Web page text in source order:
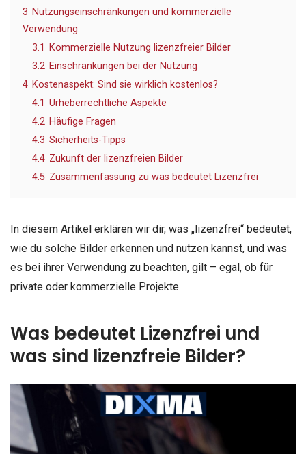
3 Nutzungseinschränkungen und kommerzielle
Verwendung
3.1
Kommerzielle Nutzung lizenzfreier Bilder
3.2 Einschränkungen bei der Nutzung
4 Kostenaspekt: Sind sie wirklich kostenlos?
4.1 Urheberrechtliche Aspekte
4.2 Häufige Fragen
4.3 Sicherheits-Tipps
4.4 Zukunft der lizenzfreien Bilder
4.5 Zusammenfassung zu was bedeutet Lizenzfrei
In diesem Artikel erklären wir dir, was „lizenzfrei“ bedeutet,
wie du solche Bilder erkennen und nutzen kannst, und was
es bei ihrer Verwendung zu beachten, gilt – egal, ob für
private oder kommerzielle Projekte.
Was bedeutet Lizenzfrei und
was sind lizenzfreie Bilder?